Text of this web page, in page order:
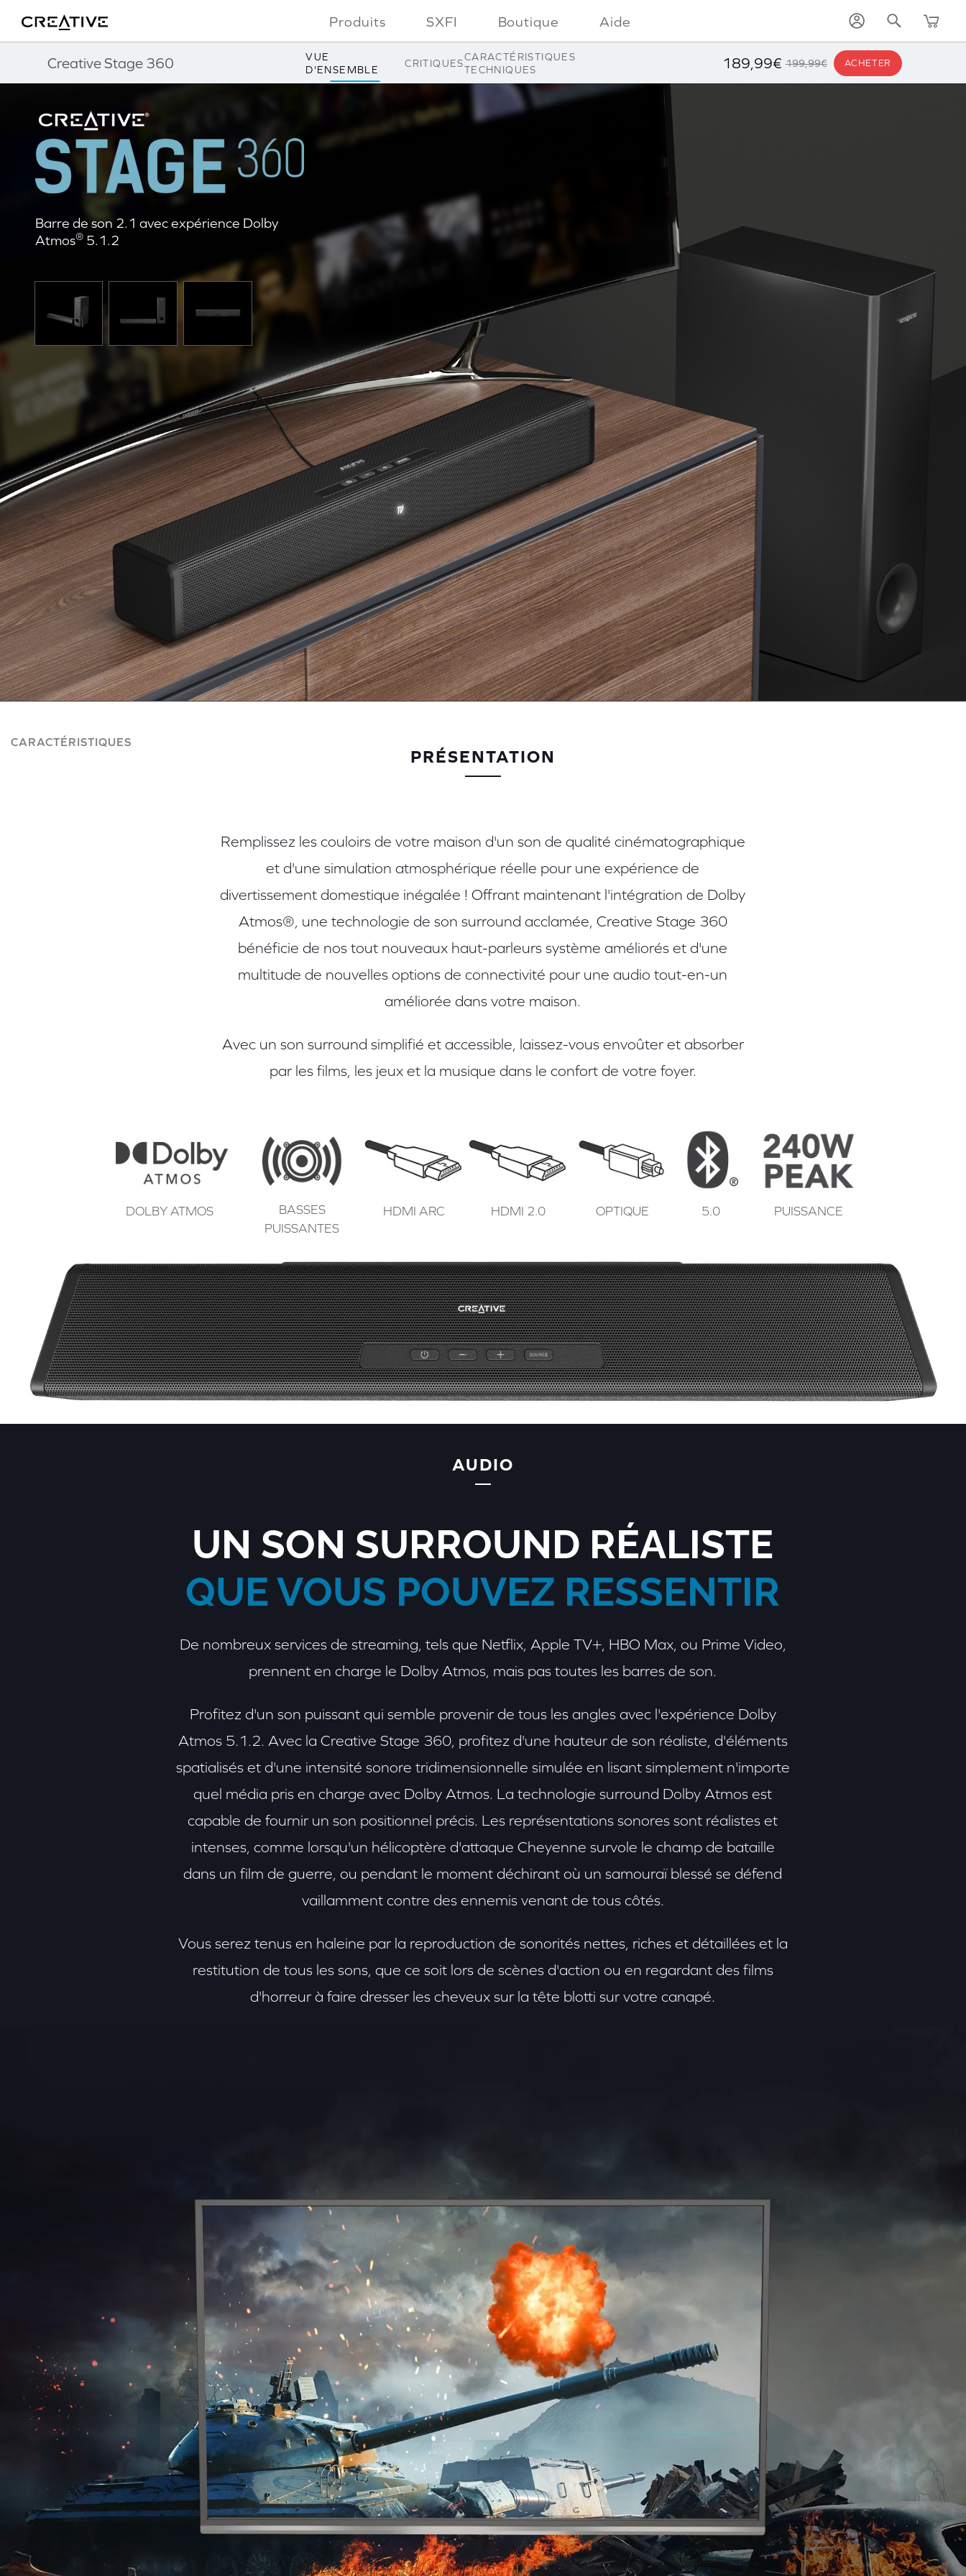
Produits SXFI Boutique Aide
Creative Stage 360
VUE
D'ENSEMBLE
CRITIQUES
CARACTÉRISTIQUES
TECHNIQUES
199,99€
189,99€ ACHETER
AJOUTER AU PANIER
Retour en Haut
Barre de son 2.1 avec expérience Dolby
Atmos®5.1.2
CARACTÉRISTIQUES
PRÉSENTATION
Remplissez les couloirs de votre maison d'un son de qualité cinématographique
et d'une simulation atmosphérique réelle pour une expérience de
divertissement domestique inégalée ! Offrant maintenant l'intégration de Dolby
Atmos®, une technologie de son surround acclamée, Creative Stage 360
bénéficie de nos tout nouveaux haut-parleurs système améliorés et d'une
multitude de nouvelles options de connectivité pour une audio tout-en-un
améliorée dans votre maison.
Avec un son surround simplifié et accessible, laissez-vous envoûter et absorber
par les films, les jeux et la musique dans le confort de votre foyer.
DOLBY ATMOS
BASSES
PUISSANTES
HDMI ARC HDMI 2.0 OPTIQUE 5.0 PUISSANCE
AUDIO
UN SON SURROUND RÉALISTE
QUE VOUS POUVEZ RESSENTIR
De nombreux services de streaming, tels que Netflix, Apple TV+, HBO Max, ou Prime Video,
prennent en charge le Dolby Atmos, mais pas toutes les barres de son.
Profitez d'un son puissant qui semble provenir de tous les angles avec l'expérience Dolby
Atmos 5.1.2. Avec la Creative Stage 360, profitez d'une hauteur de son réaliste, d'éléments
spatialisés et d'une intensité sonore tridimensionnelle simulée en lisant simplement n'importe
quel média pris en charge avec Dolby Atmos. La technologie surround Dolby Atmos est
capable de fournir un son positionnel précis. Les représentations sonores sont réalistes et
intenses, comme lorsqu'un hélicoptère d'attaque Cheyenne survole le champ de bataille
dans un film de guerre, ou pendant le moment déchirant où un samouraï blessé se défend
vaillamment contre des ennemis venant de tous côtés.
Vous serez tenus en haleine par la reproduction de sonorités nettes, riches et détaillées et la
restitution de tous les sons, que ce soit lors de scènes d'action ou en regardant des films
d'horreur à faire dresser les cheveux sur la tête blotti sur votre canapé.